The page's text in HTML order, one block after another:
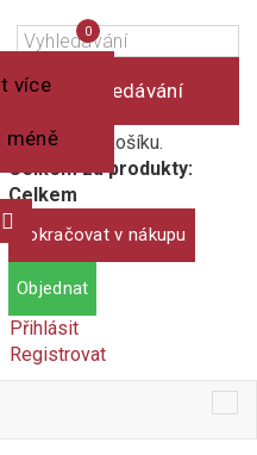
Vyhledávání
více
méně
1 produkt v košíku.
Celkem za produkty:
Celkem
Pokračovat v nákupu
Objednat
Přihlásit
Registrovat
Porovnání
produktů
0